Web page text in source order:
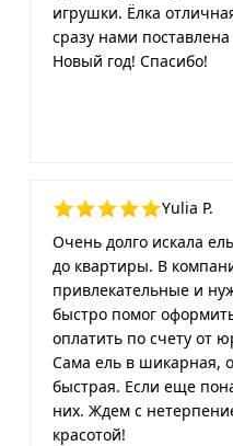
игрушки. Ёлка
сразу нами
Новый год! Спасибо!
Yulia P.
Очень долго искала
до квартиры. В
привлекательные и
быстро помог
оплатить по счету от
Сама ель в шикарная,
быстрая. Если еще
них. Ждем с
красотой!